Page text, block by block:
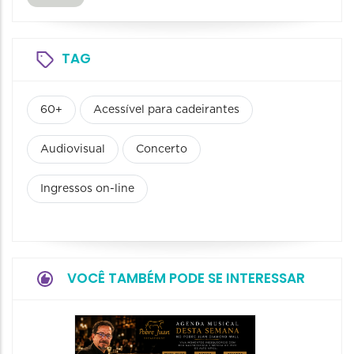
TAG
60+ Acessível para cadeirantes
Audiovisual Concerto
Ingressos on-line
VOCÊ TAMBÉM PODE SE INTERESSAR